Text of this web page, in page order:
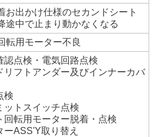
お出かけ仕様のセカンドシート
途中で止まり動かなくなる
転用モーター不良
認点検・電気回路点検
リフトアンダー及びインナーカバ
検
ットスイッチ点検
回転用モーター脱着・点検
ーASS'Y取り替え